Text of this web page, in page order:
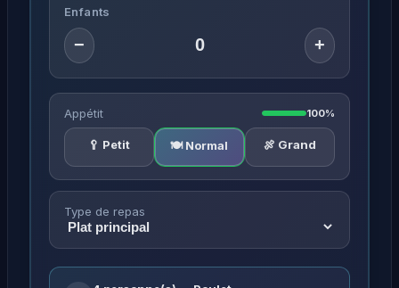
Enfants
− +
Appétit 100%
🥄 Petit 🍽️ Normal 🍖 Grand
Type de repas